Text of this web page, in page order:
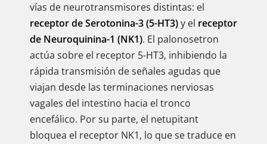
vías de neurotransmisores distintas: el
receptor de Serotonina-3 (5-HT3)y el receptor
de Neuroquinina-1 (NK1). El palonosetron
actúa sobre el receptor 5-HT3, inhibiendo la
rápida transmisión de señales agudas que
viajan desde las terminaciones nerviosas
vagales del intestino hacia el tronco
encefálico. Por su parte, el netupitant
bloquea el receptor NK1, lo que se traduce en